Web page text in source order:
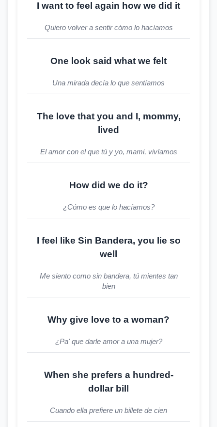
I want to feel again how we did it
Quiero volver a sentir cómo lo hacíamos
One look said what we felt
Una mirada decía lo que sentíamos
The love that you and I, mommy,
lived
El amor con el que tú y yo, mami, vivíamos
How did we do it?
¿Cómo es que lo hacíamos?
I feel like Sin Bandera, you lie so
well
Me siento como sin bandera, tú mientes tan
bien
Why give love to a woman?
¿Pa' que darle amor a una mujer?
When she prefers a hundred-
dollar bill
Cuando ella prefiere un billete de cien